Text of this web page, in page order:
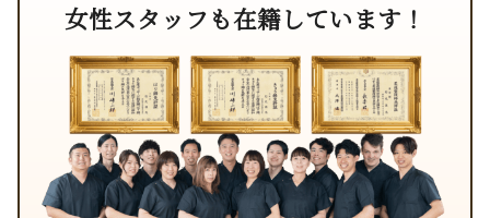
女性スタッフも在籍しています！